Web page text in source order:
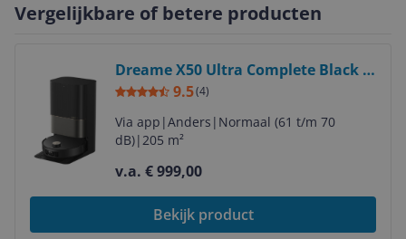
Vergelijkbare of betere producten
Dreame X50 Ultra Complete Black -
6977328065568
9.5(4)
Via app |Anders | Normaal (61 t/m 70
dB)|205 m²
v.a. € 999,00
Bekijk product